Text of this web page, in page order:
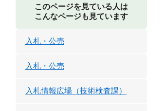
このページを見ている人は
こんなページも見ています
入札・公売
入札・公売
入札情報広場（技術検査課）